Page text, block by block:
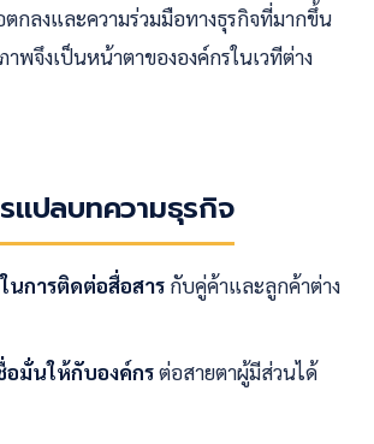
ตกลงและความร่วมมือทางธุรกิจที่มากขึ้น
จึงเป็นหน้าตาขององค์กรในเวทีต่าง
แปลบทความธุรกิจ
นการติดต่อสื่อสาร กับคู่ค้าและลูกค้าต่าง
อมั่นให้กับองค์กรต่อสายตาผู้มีส่วนได้